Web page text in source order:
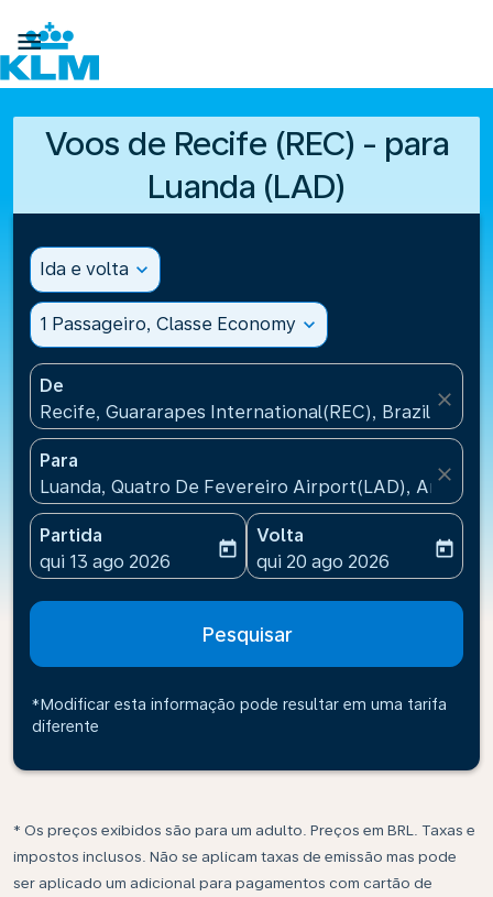

Voos de Recife (REC) - para
Luanda (LAD)
Ida e volta expand_more
1 Passageiro, Classe Economy expand_more
De
Recife, Guararapes International(REC), Brazil
close
Para
Luanda, Quatro De Fevereiro Airport(LAD), Angola
close
Partida
fc-booking-departure-date-aria-label
qui 13 ago 2026
today
Volta
fc-booking-return-date-
qui 20 ago 2026
today
Pesquisar
*Modificar esta informação pode resultar em uma tarifa
diferente
* Os preços exibidos são para um adulto. Preços em BRL. Taxas e
impostos inclusos. Não se aplicam taxas de emissão mas pode
ser aplicado um adicional para pagamentos com cartão de